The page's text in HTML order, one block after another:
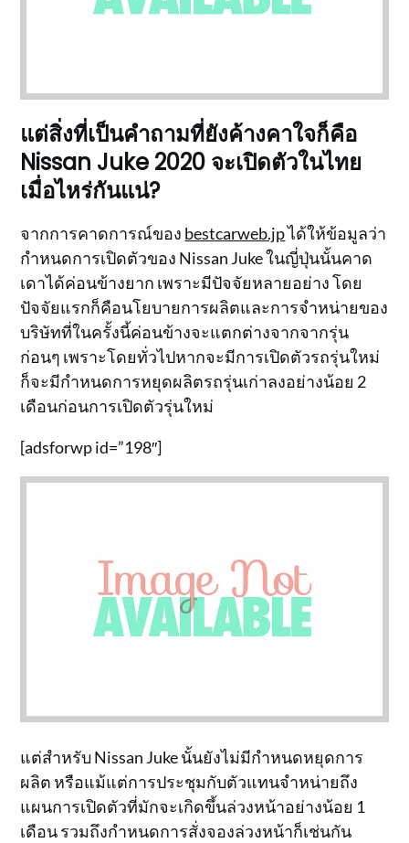
แต่สิ่งที่เป็นคำถามที่ยังค้างคาใจก็คือ
Nissan Juke 2020 จะเปิดตัวในไทย
เมื่อไหร่กันแน่?
จากการคาดการณ์ของ bestcarweb.jpได้ให้ข้อมูลว่า
กำหนดการเปิดตัวของ Nissan Juke ในญี่ปุ่นนั้นคาด
เดาได้ค่อนข้างยาก เพราะมีปัจจัยหลายอย่าง โดย
ปัจจัยแรกก็คือนโยบายการผลิตและการจำหน่ายของ
บริษัทที่ในครั้งนี้ค่อนข้างจะแตกต่างจากจากรุ่น
ก่อนๆ เพราะโดยทั่วไปหากจะมีการเปิดตัวรถรุ่นใหม่
ก็จะมีกำหนดการหยุดผลิตรถรุ่นเก่าลงอย่างน้อย 2
เดือนก่อนการเปิดตัวรุ่นใหม่
[adsforwp id=”198″]
แต่สำหรับ Nissan Juke นั้นยังไม่มีกำหนดหยุดการ
ผลิต หรือแม้แต่การประชุมกับตัวแทนจำหน่ายถึง
แผนการเปิดตัวที่มักจะเกิดขึ้นล่วงหน้าอย่างน้อย 1
เดือน รวมถึงกำหนดการสั่งจองล่วงหน้าก็เช่นกัน